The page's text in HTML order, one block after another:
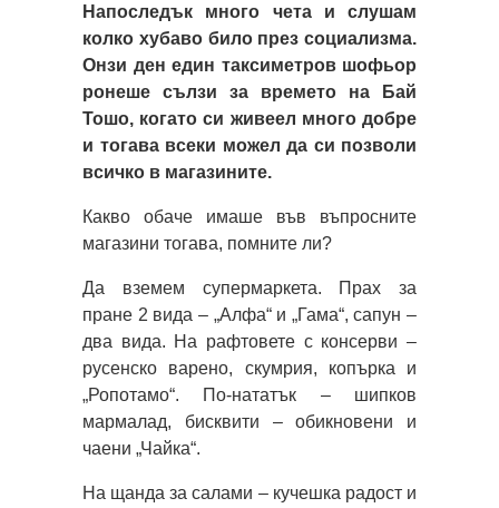
Напоследък много чета и слушам
колко хубаво било през социализма.
Онзи ден един таксиметров шофьор
ронеше сълзи за времето на Бай
Тошо, когато си живеел много добре
и тогава всеки можел да си позволи
всичко в магазините.
Какво обаче имаше във въпросните
магазини тогава, помните ли?
Да вземем супермаркета. Прах за
пране 2 вида – „Алфа“ и „Гама“, сапун –
два вида. На рафтовете с консерви –
русенско варено, скумрия, копърка и
„Ропотамо“. По-нататък – шипков
мармалад, бисквити – обикновени и
чаени „Чайка“.
На щанда за салами – кучешка радост и